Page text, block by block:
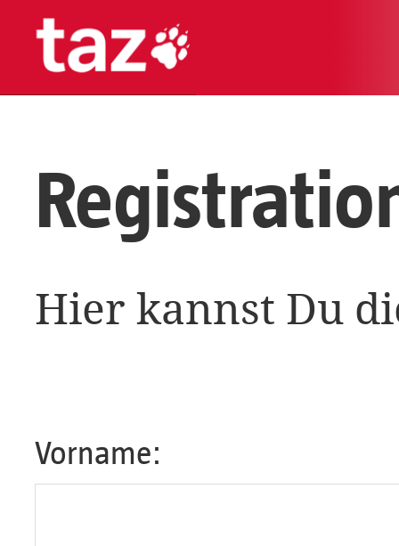
Hier kannst Du
Vorname: